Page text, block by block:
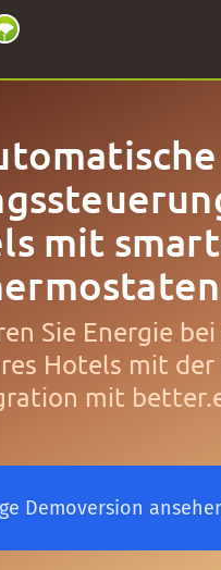
mit
Sie Energie
Hotels mit
mit
Demoversion